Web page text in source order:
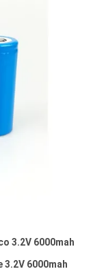
3.2V 6000mah
6000mah